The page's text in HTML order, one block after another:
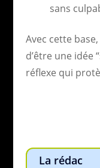
sans
Avec cette
d’être une idée
réflexe qui
La rédac